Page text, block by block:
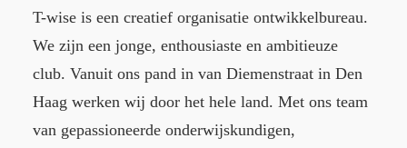
T-wise is een creatief organisatie ontwikkelbureau.
We zijn een jonge, enthousiaste en ambitieuze
club. Vanuit ons pand in van Diemenstraat in Den
Haag werken wij door het hele land. Met ons team
van gepassioneerde onderwijskundigen,